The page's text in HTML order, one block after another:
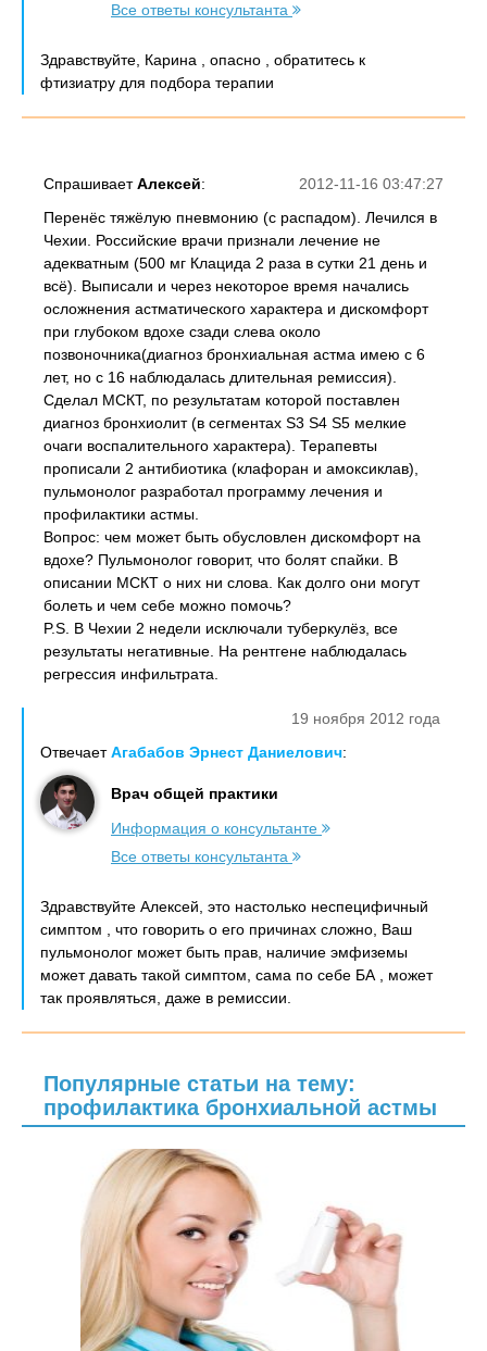
Все ответы консультанта
Здравствуйте, Карина , опасно , обратитесь к
фтизиатру для подбора терапии
2012-11-16 03:47:27
СпрашиваетАлексей:
Перенёс тяжёлую пневмонию (с распадом). Лечился в
Чехии. Российские врачи признали лечение не
адекватным (500 мг Клацида 2 раза в сутки 21 день и
всё). Выписали и через некоторое время начались
осложнения астматического характера и дискомфорт
при глубоком вдохе сзади слева около
позвоночника(диагноз бронхиальная астма имею с 6
лет, но с 16 наблюдалась длительная ремиссия).
Сделал МСКТ, по результатам которой поставлен
диагноз бронхиолит (в сегментах S3 S4 S5 мелкие
очаги воспалительного характера). Терапевты
прописали 2 антибиотика (клафоран и амоксиклав),
пульмонолог разработал программу лечения и
профилактики астмы.
Вопрос: чем может быть обусловлен дискомфорт на
вдохе? Пульмонолог говорит, что болят спайки. В
описании МСКТ о них ни слова. Как долго они могут
болеть и чем себе можно помочь?
P.S. В Чехии 2 недели исключали туберкулёз, все
результаты негативные. На рентгене наблюдалась
регрессия инфильтрата.
19 ноября 2012 года
ОтвечаетАгабабов Эрнест Даниелович:
Врач общей практики
Информация о консультанте
Все ответы консультанта
Здравствуйте Алексей, это настолько неспецифичный
симптом , что говорить о его причинах сложно, Ваш
пульмонолог может быть прав, наличие эмфиземы
может давать такой симптом, сама по себе БА , может
так проявляться, даже в ремиссии.
Популярные статьи на тему:
профилактика бронхиальной астмы